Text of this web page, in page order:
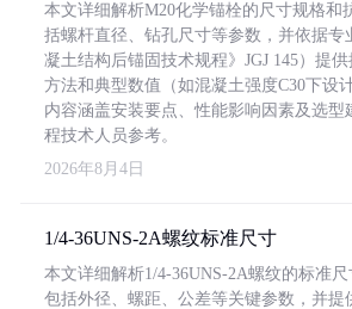
本文详细解析M20化学锚栓的尺寸规格和
括螺杆直径、钻孔尺寸等参数，并依据专
凝土结构后锚固技术规程》JGJ 145）提
方法和典型数值（如混凝土强度C30下设
内容涵盖安装要点、性能影响因素及选型
程技术人员参考。
2026年8月4日
1/4-36UNS-2A螺纹标准尺寸
本文详细解析1/4-36UNS-2A螺纹的标准尺
包括外径、螺距、公差等关键参数，并提